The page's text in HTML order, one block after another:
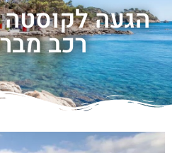
הגעה לקוסטה
רכב